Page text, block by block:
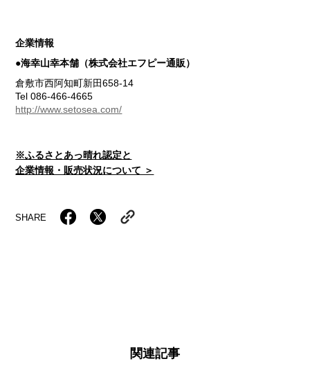
企業情報
●海幸山幸本舗（株式会社エフピー通販）
倉敷市西阿知町新田658-14
Tel 086-466-4665
http://www.setosea.com/
※ふるさとあっ晴れ認定と
企業情報・販売状況について ＞
SHARE
関連記事